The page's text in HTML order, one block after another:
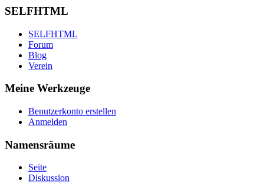
SELFHTML
SELFHTML
Forum
Blog
Verein
Meine Werkzeuge
Benutzerkonto erstellen
Anmelden
Namensräume
Seite
Diskussion